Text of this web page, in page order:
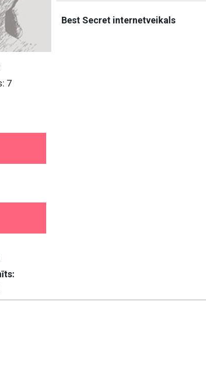
7
Best Secret internetveikals